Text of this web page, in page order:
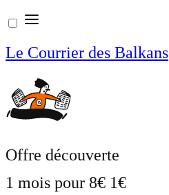
Aller
au
contenu
Le Courrier des Balkans
Offre découverte
1 mois pour 8€ 1€